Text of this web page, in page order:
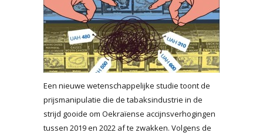
Een nieuwe wetenschappelijke studie toont de
prijsmanipulatie die de tabaksindustrie in de
strijd gooide om Oekraïense accijnsverhogingen
tussen 2019 en 2022 af te zwakken. Volgens de